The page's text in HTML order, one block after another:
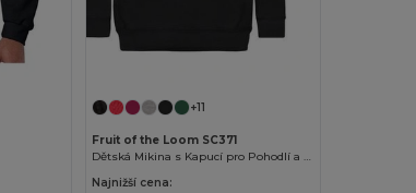
+11
Fruit of the Loom SC371
Dětská Mikina s Kapucí pro Pohodlí a Styl
Najnižší cena: